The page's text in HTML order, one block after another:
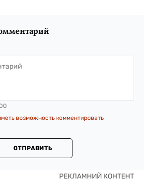
возможность комментировать
ОТПРАВИТЬ